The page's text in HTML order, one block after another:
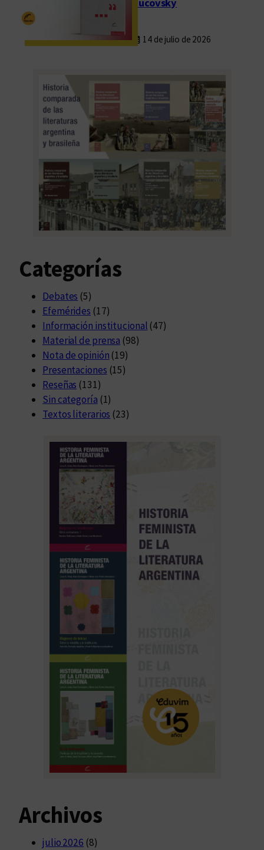
Rucovsky
14 de julio de 2026
Categorías
Debates (5)
Efemérides (17)
Información institucional (47)
Material de prensa (98)
Nota de opinión (19)
Presentaciones (15)
Reseñas (131)
Sin categoría (1)
Textos literarios (23)
Archivos
julio 2026 (8)